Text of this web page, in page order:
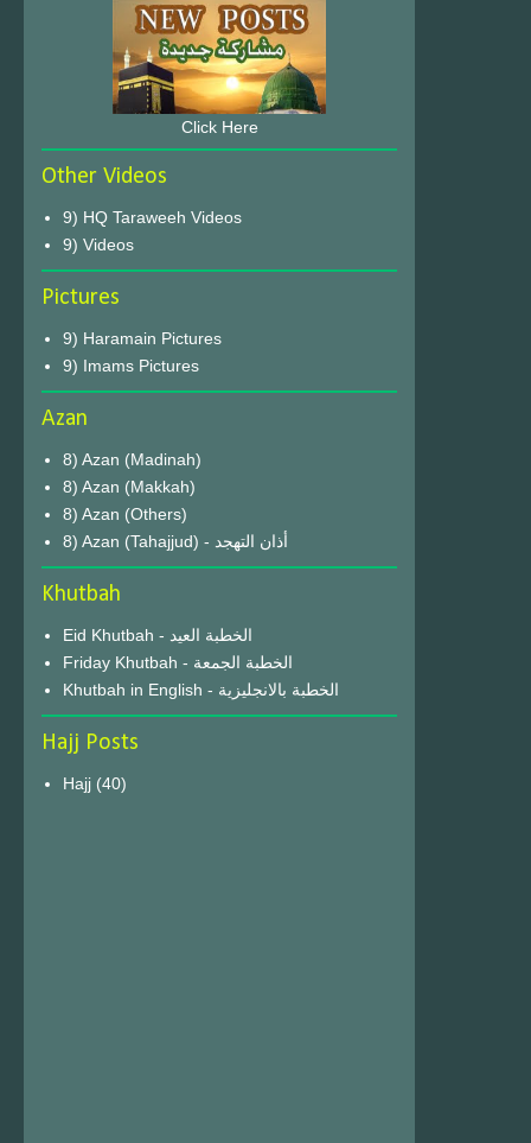
Click Here
Other Videos
9) HQ Taraweeh Videos
9) Videos
Pictures
9) Haramain Pictures
9) Imams Pictures
Azan
8) Azan (Madinah)
8) Azan (Makkah)
8) Azan (Others)
8) Azan (Tahajjud) - أذان التهجد
Khutbah
Eid Khutbah - الخطبة العيد
Friday Khutbah - الخطبة الجمعة
Khutbah in English - الخطبة بالانجليزية
Hajj Posts
Hajj (40)